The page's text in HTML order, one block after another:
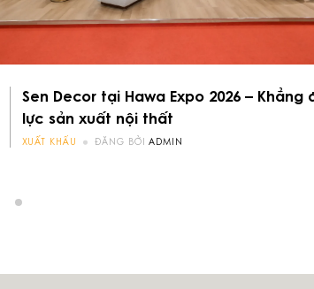
Sen Decor tại Hawa Expo 2026 – Khẳng
lực sản xuất nội thất
XUẤT KHẨU ĐĂNG BỞI ADMIN